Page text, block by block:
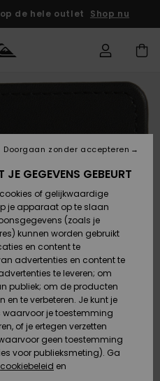
de hele outlet Shop nu
&
&
JE GEGEVENS GEBEURT
of gelijkwaardige
je apparaat op te slaan
(zoals je
kunnen worden gebruikt
en content te
advertenties en content te
te leveren; om
publiek; om de producten
en te verbeteren. Je kunt je
je toestemming
of je ertegen verzetten
geen toestemming
voor publieksmeting). Ga
cookiebeleid en
Doorgaan zonder accepteren